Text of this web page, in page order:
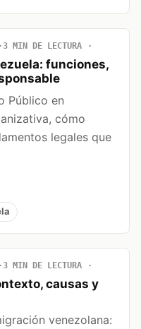
3 MIN DE LECTURA
funciones,
Público en
cómo
legales que
3 MIN DE LECTURA
causas y
venezolana: